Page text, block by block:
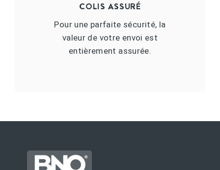
COLIS ASSURÉ
Pour une parfaite sécurité, la
valeur de votre envoi est
entièrement assurée.